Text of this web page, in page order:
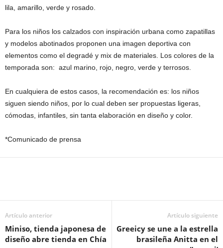
lila, amarillo, verde y rosado.
Para los niños los calzados con inspiración urbana como zapatillas
y modelos abotinados proponen una imagen deportiva con
elementos como el degradé y mix de materiales. Los colores de la
temporada son: azul marino, rojo, negro, verde y terrosos.
En cualquiera de estos casos, la recomendación es: los niños
siguen siendo niños, por lo cual deben ser propuestas ligeras,
cómodas, infantiles, sin tanta elaboración en diseño y color.
*Comunicado de prensa
Artículo anterior
Miniso, tienda japonesa de
diseño abre tienda en Chía
Artículo siguiente
Greeicy se une a la estrella
brasileña Anitta en el